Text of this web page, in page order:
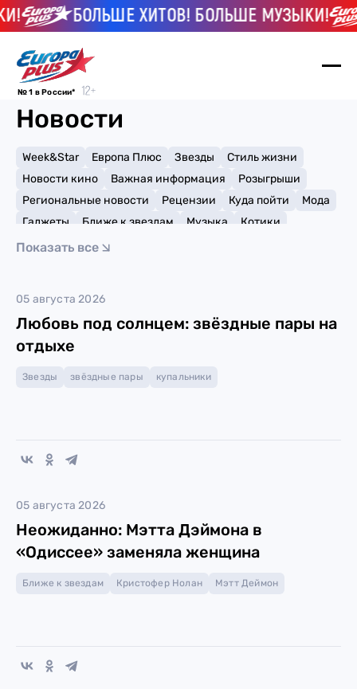
БОЛЬШЕ ХИТОВ! БОЛЬШЕ МУЗЫКИ!
№ 1 в России*
Новости
Week&Star Европа Плюс Звезды
Стиль жизни
Новости кино
Важная информация
Розыгрыши
Региональные новости
Рецензии Куда пойти
Мода
Гаджеты
Ближе к звездам Музыка
Котики
Мемы и тренды
Показать все
05 августа 2026
Любовь под солнцем: звёздные пары на
отдыхе
Звезды звёздные пары купальники
05 августа 2026
Неожиданно: Мэтта Дэймона в
«Одиссее» заменяла женщина
Ближе к звездам Кристофер Нолан Мэтт Деймон